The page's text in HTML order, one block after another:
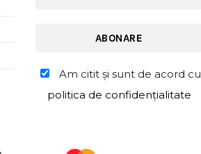
Am citit şi sunt de acord cu
politica de confidențialitate